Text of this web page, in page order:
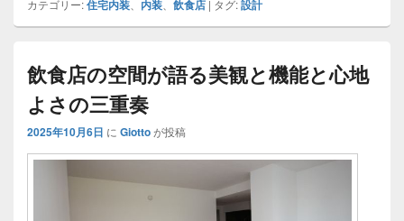
カテゴリー:住宅内装 内装 飲食店 | タグ:設計
飲食店の空間が語る美観と機能と心地
よさの三重奏
2025年10月6日 に Giottoが投稿